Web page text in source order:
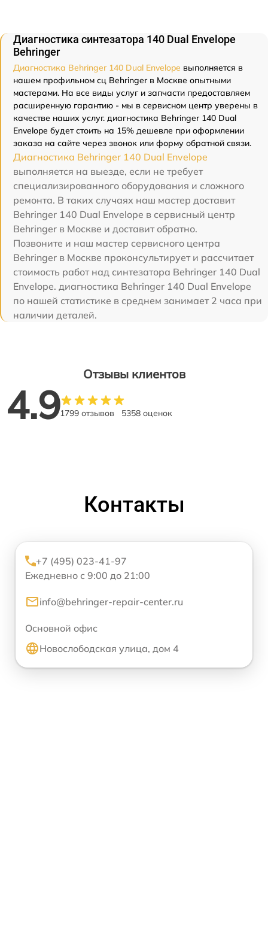
Диагностика синтезатора 140 Dual Envelope
Behringer
Диагностика Behringer 140 Dual Envelope выполняется в
нашем профильном сц Behringer в Москве опытными
мастерами. На все виды услуг и запчасти предоставляем
расширенную гарантию - мы в сервисном центр уверены в
качестве наших услуг. диагностика Behringer 140 Dual
Envelope будет стоить на 15% дешевле при оформлении
заказа на сайте через звонок или форму обратной связи.
Диагностика Behringer 140 Dual Envelope
выполняется на выезде, если не требует
специализированного оборудования и сложного
ремонта. В таких случаях наш мастер доставит
Behringer 140 Dual Envelope в сервисный центр
Behringer в Москве и доставит обратно.
Позвоните и наш мастер сервисного центра
Behringer в Москве проконсультирует и рассчитает
стоимость работ над синтезатора Behringer 140 Dual
Envelope. диагностика Behringer 140 Dual Envelope
по нашей статистике в среднем занимает 2 часа при
наличии деталей.
Отзывы клиентов
4.91799 отзывов 5358 оценок
Контакты
+7 (495) 023-41-97
Ежедневно с 9:00 до 21:00
info@behringer-repair-center.ru
Основной офис
Новослободская улица, дом 4